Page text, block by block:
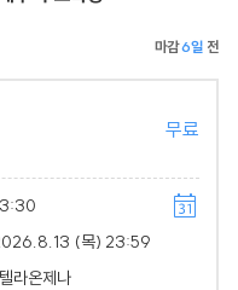
6일
무료
(목) 23:59
라온제나